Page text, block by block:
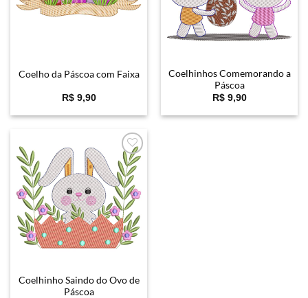
Coelho da Páscoa com Faixa
R$9,90
Coelhinhos Comemorando a
Páscoa
R$9,90
Favoritar
Coelhinho Saindo do Ovo de
Páscoa